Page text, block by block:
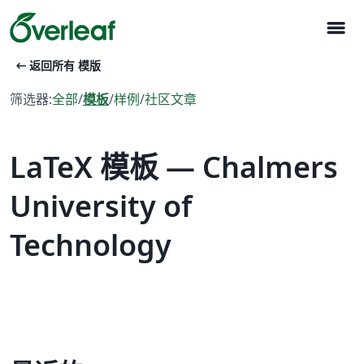
menu
arrow_left_alt 返回所有 模版
筛选器:全部/模板/样例/社区文章
LaTeX 模板 — Chalmers
University of
Technology